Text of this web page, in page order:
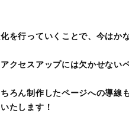
を行っていくことで、今は
クセスアップには欠かせな
ろん制作したページへの導線
たします！